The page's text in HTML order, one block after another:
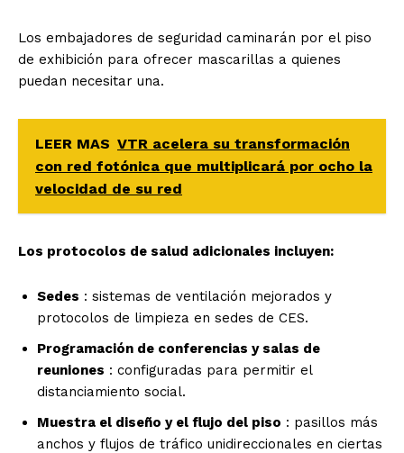
Los embajadores de seguridad caminarán por el piso
de exhibición para ofrecer mascarillas a quienes
puedan necesitar una.
LEER MAS VTR acelera su transformación
con red fotónica que multiplicará por ocho la
velocidad de su red
Los protocolos de salud adicionales incluyen:
Sedes : sistemas de ventilación mejorados y
protocolos de limpieza en sedes de CES.
Programación de conferencias y salas de
reuniones : configuradas para permitir el
distanciamiento social.
Muestra el diseño y el flujo del piso : pasillos más
anchos y flujos de tráfico unidireccionales en ciertas